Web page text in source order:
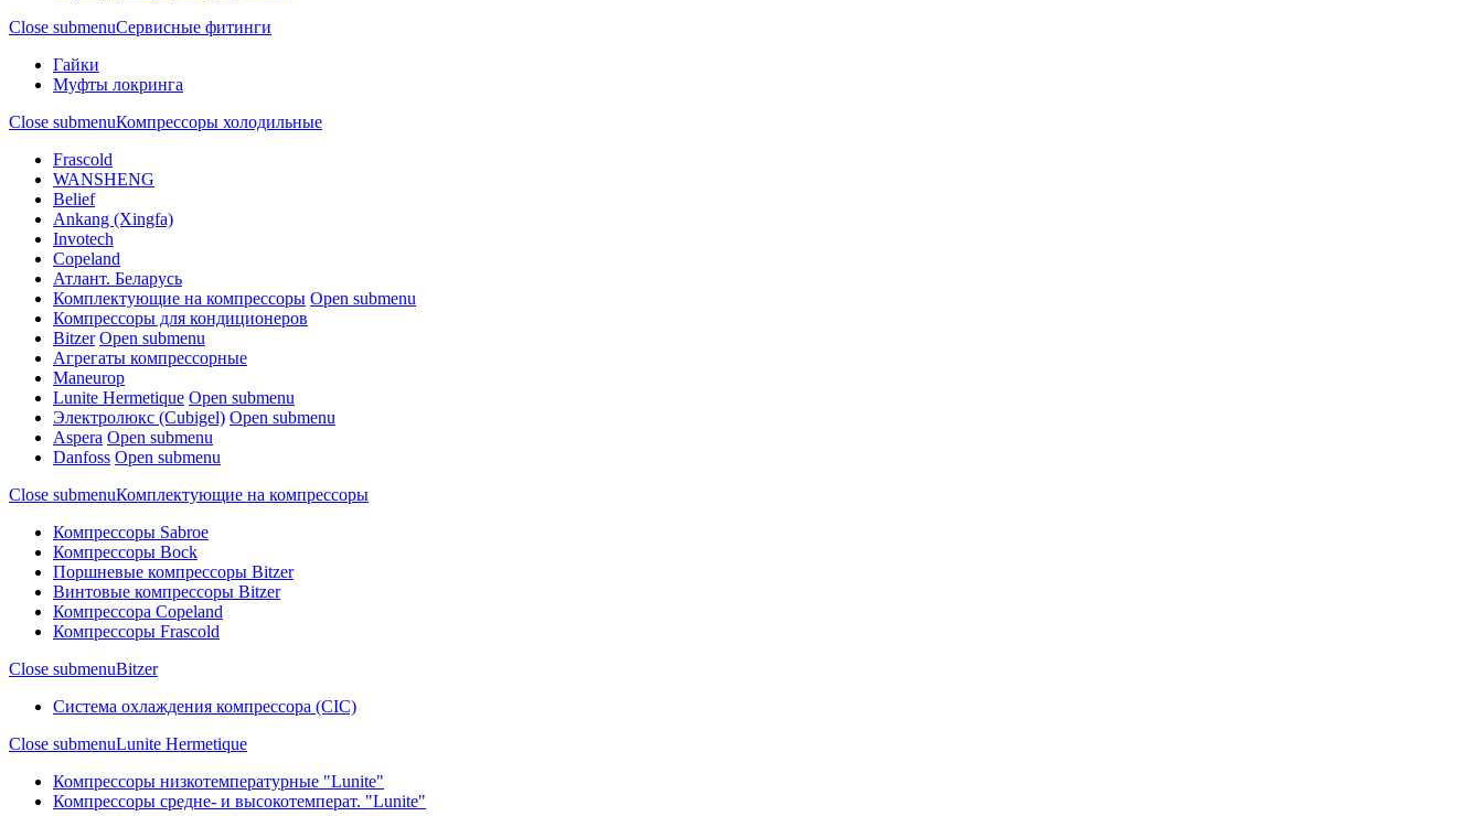
Close submenuСервисные фитинги
Гайки
Муфты локринга
Close submenuКомпрессоры холодильные
Frascold
WANSHENG
Belief
Ankang (Xingfa)
Invotech
Copeland
Атлант. Беларусь
Комплектующие на компрессоры Open submenu
Компрессоры для кондиционеров
Bitzer Open submenu
Агрегаты компрессорные
Maneurop
Lunite Hermetique Open submenu
Электролюкс (Cubigel) Open submenu
Aspera Open submenu
Danfoss Open submenu
Close submenuКомплектующие на компрессоры
Компрессоры Sabroe
Компрессоры Bock
Поршневые компрессоры Bitzer
Винтовые компрессоры Bitzer
Компрессора Copeland
Компрессоры Frascold
Close submenuBitzer
Система охлаждения компрессора (CIC)
Close submenuLunite Hermetique
Компрессоры низкотемпературные "Lunite"
Компрессоры средне- и высокотемперат. "Lunite"